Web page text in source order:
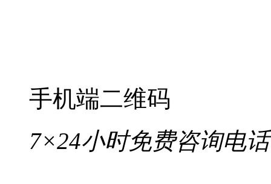
手机端二维码
7×24小时免费咨询电话